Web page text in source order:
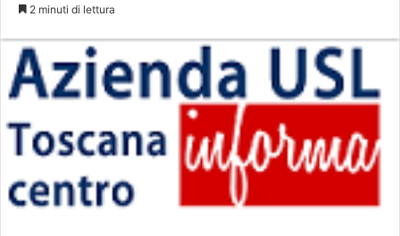
2 minuti di lettura